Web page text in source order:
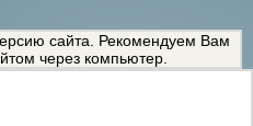
сайта. Рекомендуем Вам
через компьютер.